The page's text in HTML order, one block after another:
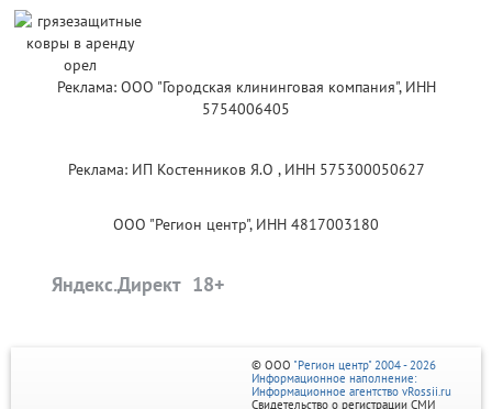
Реклама: ООО "Городская клининговая компания", ИНН
5754006405
Реклама: ИП Костенников Я.О , ИНН 575300050627
ООО "Регион центр", ИНН 4817003180
Яндекс.Директ
© ООО "Регион центр" 2004 - 2026
Информационное наполнение:
Информационное агентство vRossii.ru
Свидетельство о регистрации СМИ